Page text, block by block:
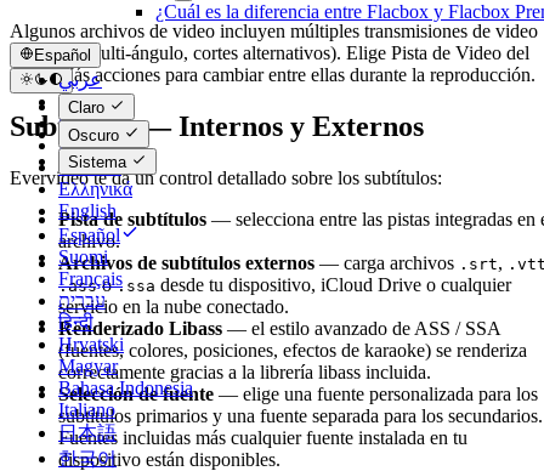
¿Cuál es la diferencia entre Flacbox y Flacbox
Español
عربي
Català
Čeština
Dansk
Deutsch
Ελληνικά
English
Español
Suomi
Français
עברית
हिन्दी
Hrvatski
Magyar
Bahasa Indonesia
Italiano
日本語
한국어
Claro
Oscuro
Sistema
Algunos archivos de video incluyen múltiples transmisiones de video
(Blu-rays multi-ángulo, cortes alternativos). Elige Pista de Video del
menú Más acciones para cambiar entre ellas durante la reproducción.
Subtítulos — Internos y Externos
Evervideo te da un control detallado sobre los subtítulos:
Pista de subtítulos — selecciona entre las pistas integradas en
archivo.
Archivos de subtítulos externos — carga archivos .srt,
.asso.ssa desde tu dispositivo, iCloud Drive o cualquier
servicio en la nube conectado.
Renderizado Libass — el estilo avanzado de ASS / SSA
(fuentes, colores, posiciones, efectos de karaoke) se renderiza
correctamente gracias a la librería libass incluida.
Selección de fuente — elige una fuente personalizada para los
subtítulos primarios y una fuente separada para los secundarios.
Fuentes incluidas más cualquier fuente instalada en tu
dispositivo están disponibles.